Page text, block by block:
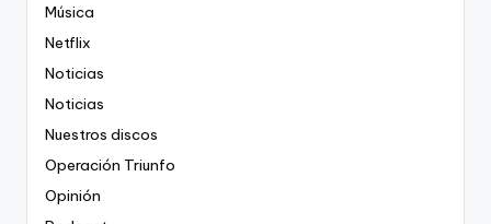
Música
Netflix
Noticias
Noticias
Nuestros discos
Operación Triunfo
Opinión